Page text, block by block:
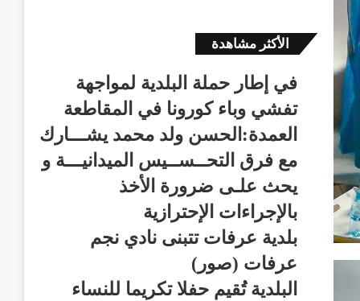
الأكثر مشاهدة
في إطار حملة البلدية لمواجهة
تفشي وباء كورونا في المقاطعة
العمدة:الحسن ولد محمد يشـــارك
مع فرق التحــســيس الميدانيـــة و
يحث علـى ضرورة الأخذ
بالإجراءات الإحترازية
بلدية عرفات تتبنى نادي نجم
عرفات (صور)
البلدية تُقيم حفلا تكريما للنساء